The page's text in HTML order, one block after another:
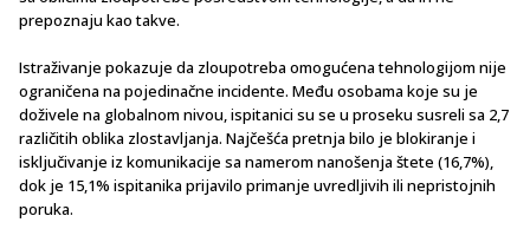
prepoznaju kao takve.
Istraživanje pokazuje da zloupotreba omogućena tehnologijom nije
ograničena na pojedinačne incidente. Među osobama koje su je
doživele na globalnom nivou, ispitanici su se u proseku susreli sa 2,7
različitih oblika zlostavljanja. Najčešća pretnja bilo je blokiranje i
isključivanje iz komunikacije sa namerom nanošenja štete (16,7%),
dok je 15,1% ispitanika prijavilo primanje uvredljivih ili nepristojnih
poruka.